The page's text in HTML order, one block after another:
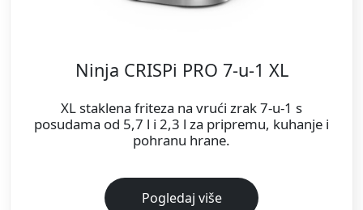
Ninja CRISPi PRO 7-u-1 XL
XL staklena friteza na vrući zrak 7-u-1 s
posudama od 5,7 l i 2,3 l za pripremu, kuhanje i
pohranu hrane.
Pogledaj više